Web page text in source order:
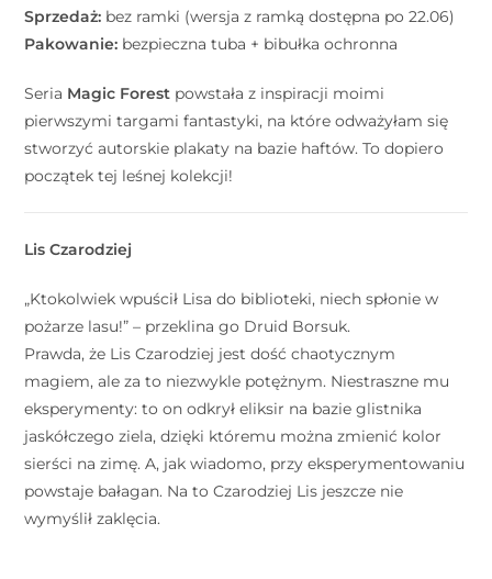
Sprzedaż: bez ramki (wersja z ramką dostępna po 22.06)
Pakowanie: bezpieczna tuba + bibułka ochronna
Seria Magic Forest powstała z inspiracji moimi
pierwszymi targami fantastyki, na które odważyłam się
stworzyć autorskie plakaty na bazie haftów. To dopiero
początek tej leśnej kolekcji!
Lis Czarodziej
„Ktokolwiek wpuścił Lisa do biblioteki, niech spłonie w
pożarze lasu!” – przeklina go Druid Borsuk.
Prawda, że Lis Czarodziej jest dość chaotycznym
magiem, ale za to niezwykle potężnym. Niestraszne mu
eksperymenty: to on odkrył eliksir na bazie glistnika
jaskółczego ziela, dzięki któremu można zmienić kolor
sierści na zimę. A, jak wiadomo, przy eksperymentowaniu
powstaje bałagan. Na to Czarodziej Lis jeszcze nie
wymyślił zaklęcia.